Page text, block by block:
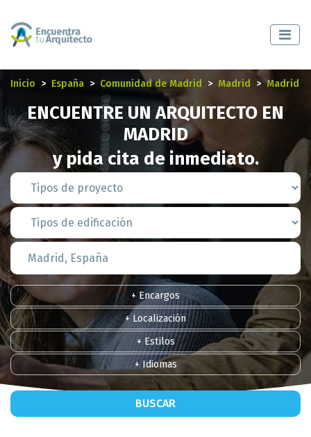
Inicio España Comunidad de Madrid Madrid Madrid
ENCUENTRE UN ARQUITECTO EN
MADRID
y pida cita de inmediato.
+ Encargos
+ Localización
+ Estilos
+ Idiomas
BUSCAR